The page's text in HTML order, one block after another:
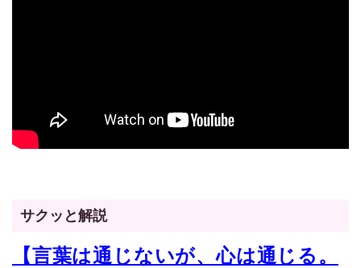
サクッと解説
【言葉は通じないが、心は通じる。